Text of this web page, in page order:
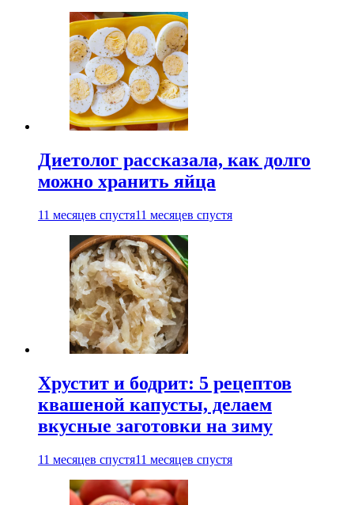
Диетолог рассказала, как долго
можно хранить яйца
11 месяцев спустя11 месяцев спустя
Хрустит и бодрит: 5 рецептов
квашеной капусты, делаем
вкусные заготовки на зиму
11 месяцев спустя11 месяцев спустя